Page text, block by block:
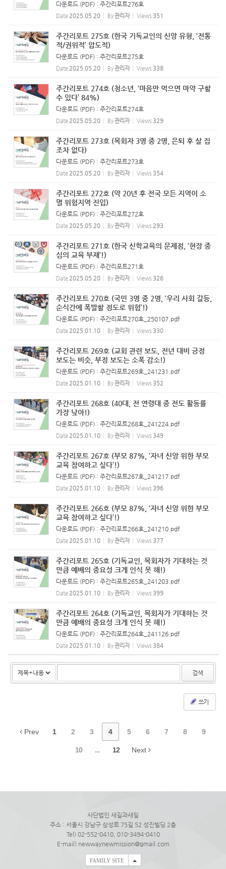
다운로드 (PDF) : 주간리포트276호
Date 2025.05.20 By관리자 Views 351
주간리포트 275호 (한국 기독교인의 신앙 유형, ‘전통
적/권위적’ 압도적)
다운로드 (PDF) : 주간리포트275호
Date 2025.05.20 By관리자 Views 338
주간리포트 274호 (청소년, ‘마음만 먹으면 마약 구할
수 있다’ 84%)
다운로드 (PDF) : 주간리포트274호
Date 2025.05.20 By관리자 Views 329
주간리포트 273호 (목회자 3명 중 2명, 은퇴 후 살 집
조차 없다)
다운로드 (PDF) : 주간리포트273호
Date 2025.05.20 By관리자 Views 354
주간리포트 272호 (약 20년 후 전국 모든 지역이 소
멸 위험지역 진입)
다운로드 (PDF) : 주간리포트272호
Date 2025.05.20 By관리자 Views 293
주간리포트 271호 (한국 신학교육의 문제점, ‘현장 중
심의 교육 부재’!)
다운로드 (PDF) : 주간리포트271호
Date 2025.05.20 By관리자 Views 326
주간리포트 270호 (국민 3명 중 2명, ‘우리 사회 갈등,
순식간에 폭발할 정도로 위험’!)
다운로드 (PDF) : 주간리포트270호_250107.pdf
Date 2025.01.10 By관리자 Views 330
주간리포트 269호 (교회 관련 보도, 전년 대비 긍정
보도는 비슷, 부정 보도는 소폭 감소!)
다운로드 (PDF) : 주간리포트269호_241231.pdf
Date 2025.01.10 By관리자 Views 352
주간리포트 268호 (40대, 전 연령대 중 전도 활동률
가장 낮아!)
다운로드 (PDF) : 주간리포트268호_241224.pdf
Date 2025.01.10 By관리자 Views 349
주간리포트 267호 (부모 87%, ‘자녀 신앙 위한 부모
교육 참여하고 싶다’!)
다운로드 (PDF) : 주간리포트267호_241217.pdf
Date 2025.01.10 By관리자 Views 396
주간리포트 266호 (부모 87%, ‘자녀 신앙 위한 부모
교육 참여하고 싶다’!)
다운로드 (PDF) : 주간리포트266호_241210.pdf
Date 2025.01.10 By관리자 Views 377
주간리포트 265호 (기독교인, 목회자가 기대하는 것
만큼 예배의 중요성 크게 인식 못 해!)
다운로드 (PDF) : 주간리포트265호_241203.pdf
Date 2025.01.10 By관리자 Views 399
주간리포트 264호 (기독교인, 목회자가 기대하는 것
만큼 예배의 중요성 크게 인식 못 해!)
다운로드 (PDF) : 주간리포트264호_241126.pdf
Date 2025.01.10 By관리자 Views 384
검색
쓰기
Prev 1 2 3 4 5 6 7 8 9
10 ... 12 Next
사단법인 새길과새일
주소 : 서울시 강남구 삼성로 75길 52 성진빌딩 2층
Tel) 02-552-0410, 010-3494-0410
E-mail) newwaynewmission@gmail.com
FAMILY SITE